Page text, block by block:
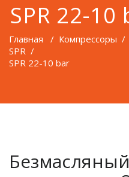
SPR 22-10
Главная / Компрессоры /
SPR /
SPR 22-10 bar